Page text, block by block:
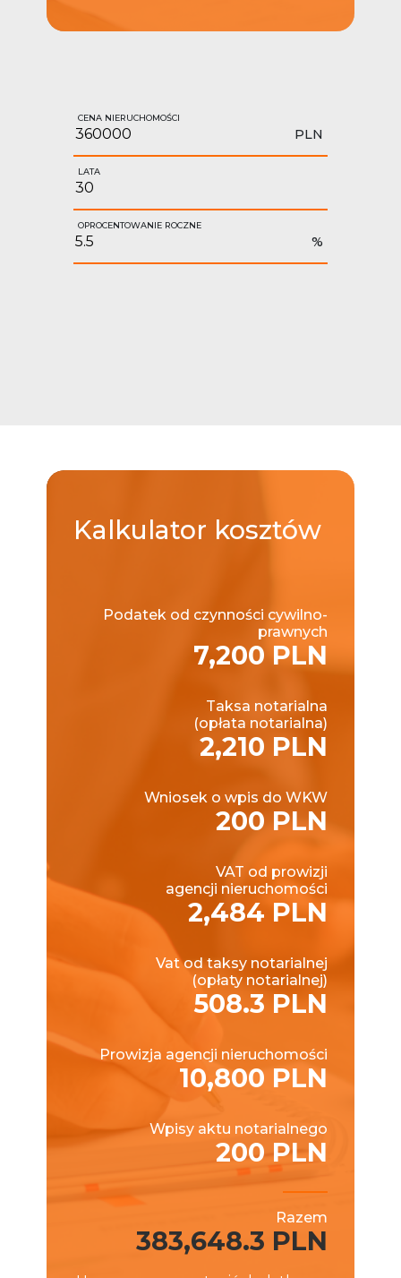
CENA NIERUCHOMOŚCI
PLN
LATA
OPROCENTOWANIE ROCZNE
%
Kalkulator kosztów
Podatek od czynności cywilno-
prawnych
7,200 PLN
Taksa notarialna
(opłata notarialna)
2,210 PLN
Wniosek o wpis do WKW
200 PLN
VAT od prowizji
agencji nieruchomości
2,484 PLN
Vat od taksy notarialnej
(opłaty notarialnej)
508.3 PLN
Prowizja agencji nieruchomości
10,800 PLN
Wpisy aktu notarialnego
200 PLN
Razem
383,648.3 PLN